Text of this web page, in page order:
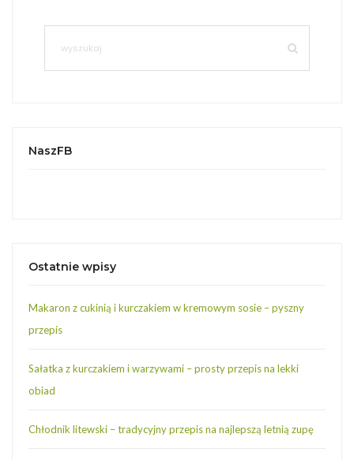
NaszFB
Ostatnie wpisy
Makaron z cukinią i kurczakiem w kremowym sosie – pyszny
przepis
Sałatka z kurczakiem i warzywami – prosty przepis na lekki
obiad
Chłodnik litewski – tradycyjny przepis na najlepszą letnią zupę